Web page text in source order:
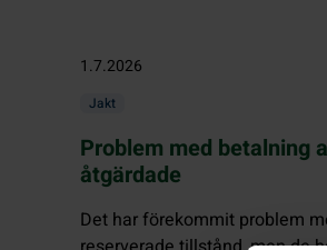
1.7.2026
Jakt
Problem med betalning
åtgärdade
Det har förekommit problem